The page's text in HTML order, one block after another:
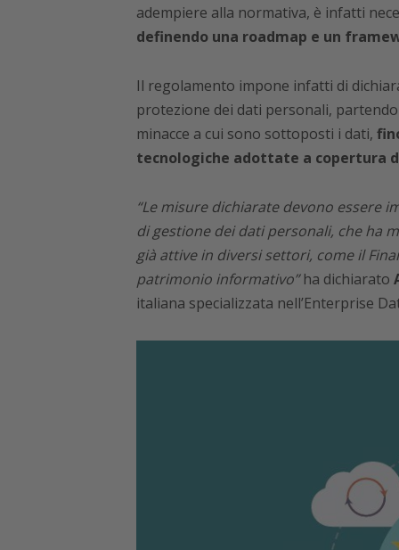
adempiere alla normativa, è infatti
definendo una roadmap e un
Il regolamento impone infatti di
protezione dei dati personali,
minacce a cui sono sottoposti i dati,
tecnologiche adottate a copertura
“Le misure dichiarate devono essere
di gestione dei dati personali, che ha
già attive in diversi settori, come il
patrimonio informativo”ha dichiarato
italiana specializzata nell’Enterprise